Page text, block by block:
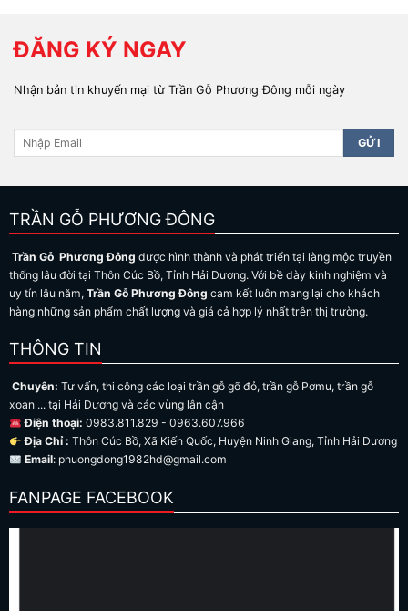
ĐĂNG KÝ NGAY
Nhận bản tin khuyến mại từ Trần Gỗ Phương Đông mỗi ngày
TRẦN GỖ PHƯƠNG ĐÔNG
Trần Gỗ Phương Đông được hình thành và phát triển tại làng mộc truyền
thống lâu đời tại Thôn Cúc Bồ, Tỉnh Hải Dương. Với bề dày kinh nghiệm và
uy tín lâu năm, Trần Gỗ Phương Đông cam kết luôn mang lại cho khách
hàng những sản phẩm chất lượng và giá cả hợp lý nhất trên thị trường.
THÔNG TIN
Chuyên: Tư vấn, thi công các loại trần gỗ gõ đỏ, trần gỗ Pơmu, trần gỗ
xoan ... tại Hải Dương và các vùng lân cận
Điện thoại: 0983.811.829 - 0963.607.966
Địa Chỉ : Thôn Cúc Bồ, Xã Kiến Quốc, Huyện Ninh Giang, Tỉnh Hải Dương
Email: phuongdong1982hd@gmail.com
FANPAGE FACEBOOK